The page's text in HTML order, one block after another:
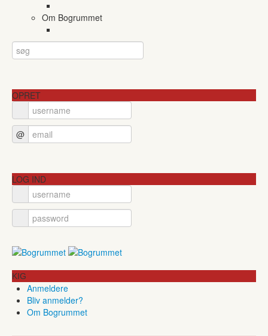
Om Bogrummet
OPRET
@
LOG IND
KIG
Anmeldere
Bliv anmelder?
Om Bogrummet